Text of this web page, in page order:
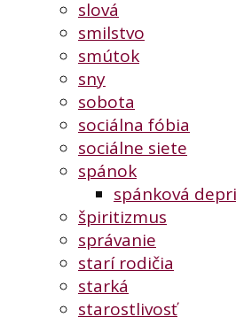
slová
smilstvo
smútok
sny
sobota
sociálna fóbia
sociálne siete
spánok
spánková
špiritizmus
správanie
starí rodičia
starká
starostlivosť